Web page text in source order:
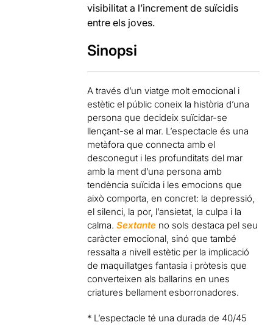
visibilitat a l’increment de suïcidis
entre els joves.
Sinopsi
A través d’un viatge molt emocional i
estètic el públic coneix la història d’una
persona que decideix suïcidar-se
llençant-se al mar. L’espectacle és una
metàfora que connecta amb el
desconegut i les profunditats del mar
amb la ment d’una persona amb
tendència suïcida i les emocions que
això comporta, en concret: la depressió,
el silenci, la por, l’ansietat, la culpa i la
calma.Sextante no sols destaca pel seu
caràcter emocional, sinó que també
ressalta a nivell estètic per la implicació
de maquillatges fantasia i pròtesis que
converteixen als ballarins en unes
criatures bellament esborronadores.
* L’espectacle té una durada de 40/45